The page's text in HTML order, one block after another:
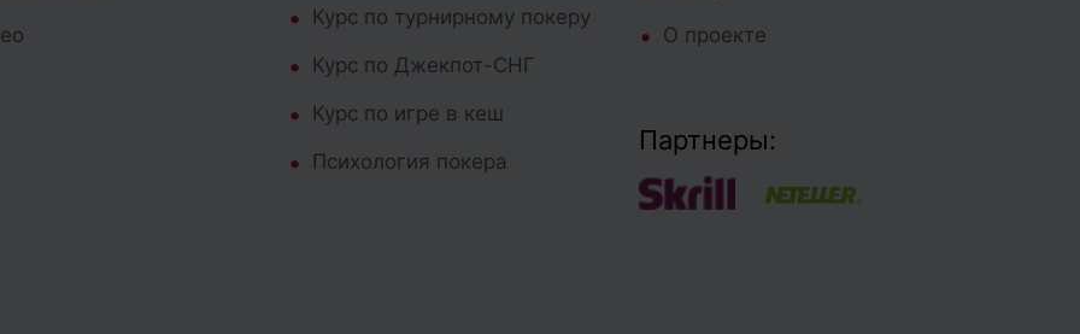
Курс по турнирному покеру
Курс по Джекпот-СНГ
Курс по игре в кеш
Психология покера
О проекте
Партнеры: